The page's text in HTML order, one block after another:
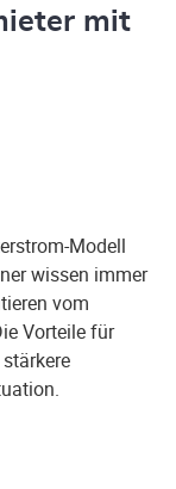
mit
Modell
wissen immer
vom
Vorteile für